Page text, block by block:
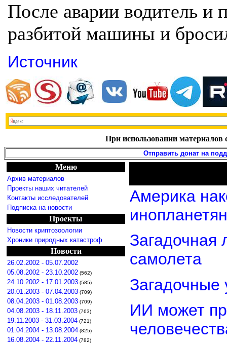
После аварии водитель и
разбитой машины и
Источник
При использовании материалов
Отправить донат на
Меню
Архив материалов
Проекты наших читателей
Контакты исследователей
Подписка на новости
Проекты
Новости криптозоологии
Хроники природных катастроф
Новости
26.02.2002 - 05.07.2002
05.08.2002 - 23.10.2002 (562)
24.10.2002 - 17.01.2003 (585)
20.01.2003 - 07.04.2003 (709)
08.04.2003 - 01.08.2003 (709)
04.08.2003 - 18.11.2003 (763)
19.11.2003 - 31.03.2004 (721)
01.04.2004 - 13.08.2004 (825)
16.08.2004 - 22.11.2004 (782)
Америка
инопланетян
Загадочная
самолета
Загадочные
ИИ может